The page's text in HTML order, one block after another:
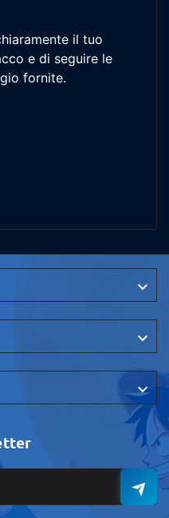
il tuo
e di seguire le
fornite.


